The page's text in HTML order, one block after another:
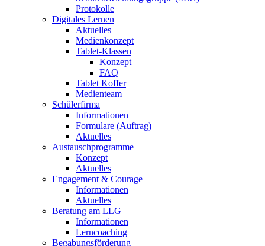
Protokolle
Digitales Lernen
Aktuelles
Medienkonzept
Tablet-Klassen
Konzept
FAQ
Tablet Koffer
Medienteam
Schülerfirma
Informationen
Formulare (Auftrag)
Aktuelles
Austauschprogramme
Konzept
Aktuelles
Engagement & Courage
Informationen
Aktuelles
Beratung am LLG
Informationen
Lerncoaching
Begabungsförderung